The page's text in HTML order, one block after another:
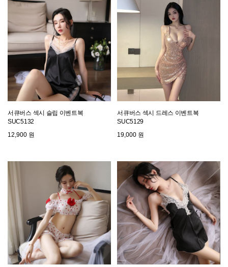
서큐버스 섹시 슬립 이벤트복
SUC5132
12,900 원
서큐버스 섹시 드레스 이벤트복
SUC5129
19,000 원